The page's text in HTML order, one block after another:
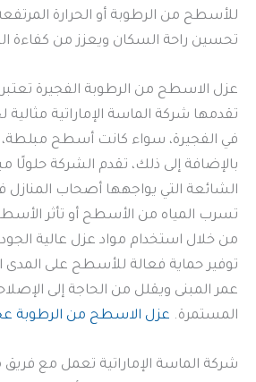
للأسطح من الرطوبة أو الحرارة
تحسين راحة السكان ويعزز من كفاءة
عزل الاسطح من الرطوبة الفجيرة
تقدمها شركة الماسة الإماراتية
في الفجيرة، سواء كانت أسطح مبلطة،
بالإضافة إلى ذلك، تقدم الشركة حلولًا
الشائعة التي يواجهها أصحاب المنازل
تسرب المياه من الأسطح أو تأثر
من خلال استخدام مواد عزل عالية
توفير حماية فعالة للأسطح على المدى
عمر المبنى ويقلل من الحاجة إلى
المستمرة. عزل الاسطح من الرطوبة
شركة الماسة الإماراتية تعمل مع